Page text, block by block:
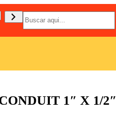
B
u
s
c
1″ X 1/2″